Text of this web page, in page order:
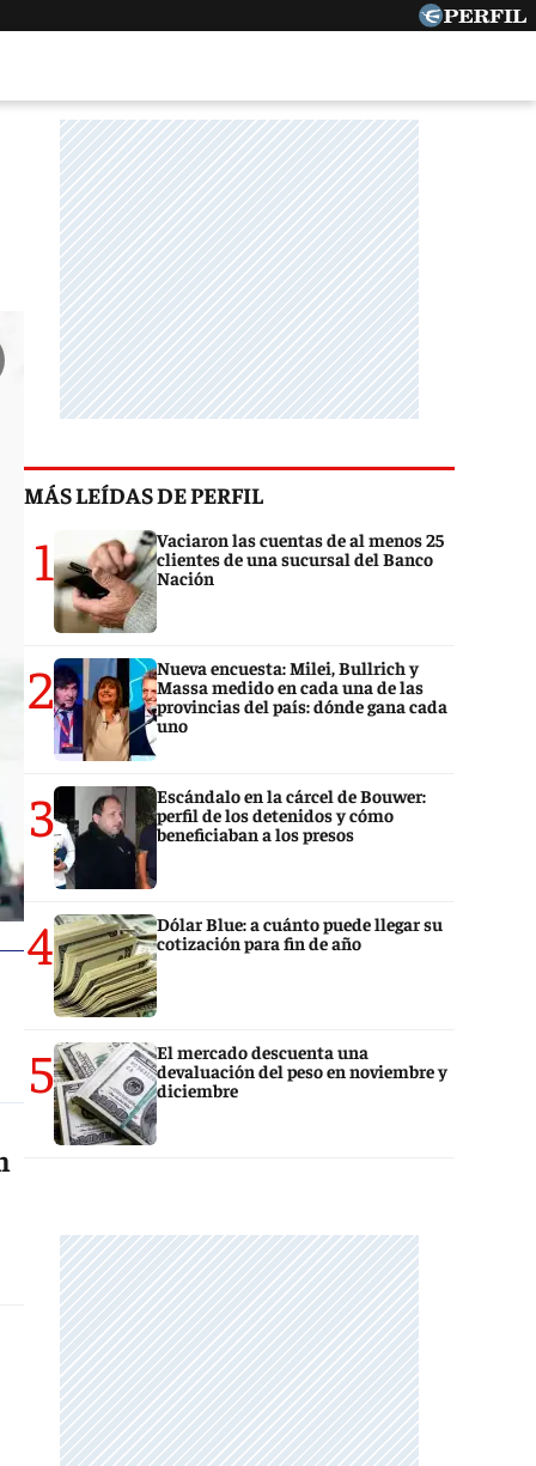
MÁS LEÍDAS DE PERFIL
1
Vaciaron las cuentas de al menos 25
clientes de una sucursal del Banco
Nación
2
Nueva encuesta: Milei, Bullrich y
Massa medido en cada una de las
provincias del país: dónde gana cada
uno
3
Escándalo en la cárcel de Bouwer:
perfil de los detenidos y cómo
beneficiaban a los presos
4
Dólar Blue: a cuánto puede llegar su
cotización para fin de año
5
El mercado descuenta una
devaluación del peso en noviembre y
diciembre